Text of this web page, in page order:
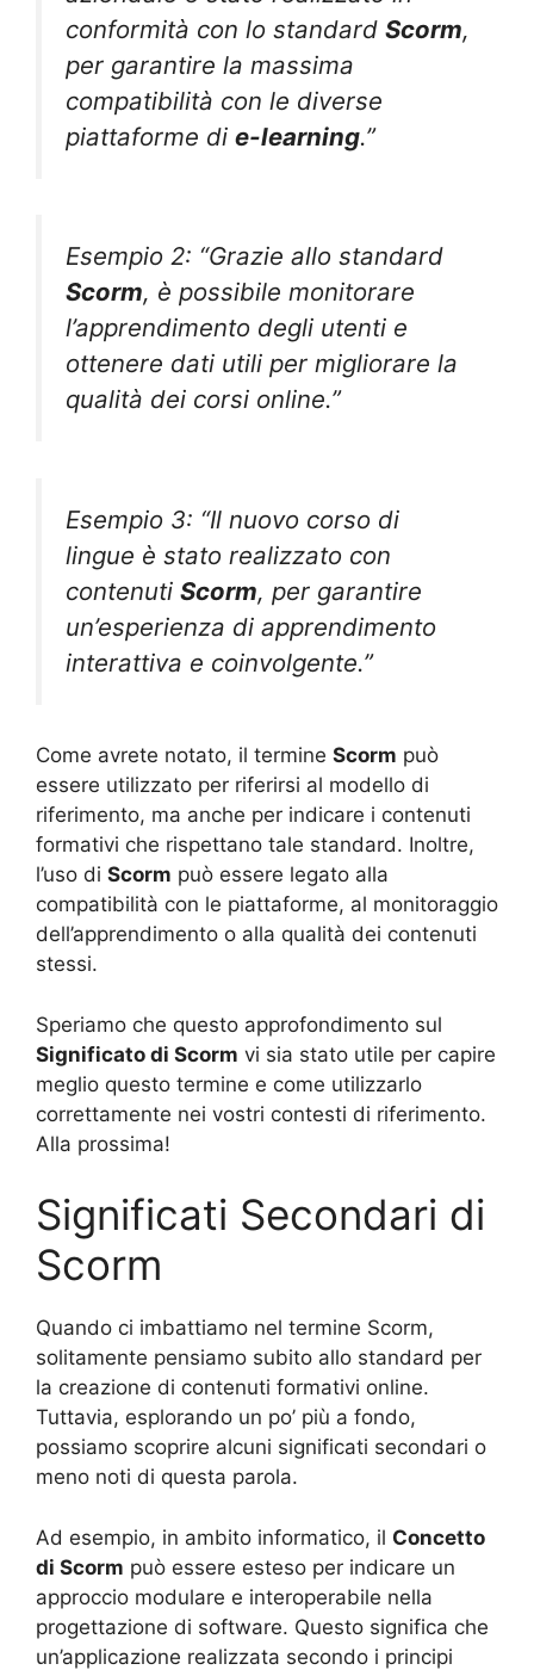
conformità con lo standard Scorm,
per garantire la massima
compatibilità con le diverse
piattaforme di e-learning.”
Esempio 2: “Grazie allo standard
Scorm, è possibile monitorare
l’apprendimento degli utenti e
ottenere dati utili per migliorare la
qualità dei corsi online.”
Esempio 3: “Il nuovo corso di
lingue è stato realizzato con
contenuti Scorm, per garantire
un’esperienza di apprendimento
interattiva e coinvolgente.”
Come avrete notato, il termine Scorm può
essere utilizzato per riferirsi al modello di
riferimento, ma anche per indicare i contenuti
formativi che rispettano tale standard. Inoltre,
l’uso di Scorm può essere legato alla
compatibilità con le piattaforme, al monitoraggio
dell’apprendimento o alla qualità dei contenuti
stessi.
Speriamo che questo approfondimento sul
Significato di Scorm vi sia stato utile per capire
meglio questo termine e come utilizzarlo
correttamente nei vostri contesti di riferimento.
Alla prossima!
Significati Secondari di
Scorm
Quando ci imbattiamo nel termine Scorm,
solitamente pensiamo subito allo standard per
la creazione di contenuti formativi online.
Tuttavia, esplorando un po’ più a fondo,
possiamo scoprire alcuni significati secondari o
meno noti di questa parola.
Ad esempio, in ambito informatico, il Concetto
di Scorm può essere esteso per indicare un
approccio modulare e interoperabile nella
progettazione di software. Questo significa che
un’applicazione realizzata secondo i principi